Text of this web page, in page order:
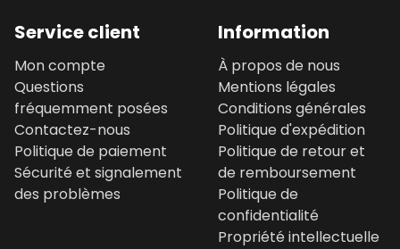
Service client
Mon compte
Questions
fréquemment posées
Contactez-nous
Politique de paiement
Sécurité et signalement
des problèmes
Information
À propos de nous
Mentions légales
Conditions générales
Politique d'expédition
Politique de retour et
de remboursement
Politique de
confidentialité
Propriété intellectuelle